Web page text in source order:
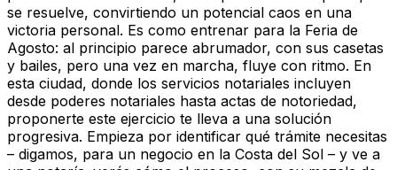
se resuelve, convirtiendo un potencial caos en una
victoria personal. Es como entrenar para la Feria de
Agosto: al principio parece abrumador, con sus casetas
y bailes, pero una vez en marcha, fluye con ritmo. En
esta ciudad, donde los servicios notariales incluyen
desde poderes notariales hasta actas de notoriedad,
proponerte este ejercicio te lleva a una solución
progresiva. Empieza por identificar qué trámite necesitas
– digamos, para un negocio en la Costa del Sol – y ve a